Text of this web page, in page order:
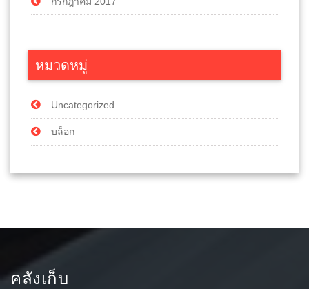
หมวดหมู่
Uncategorized
บล็อก
คลังเก็บ